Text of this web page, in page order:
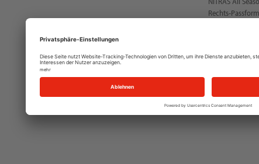
Rechts-
angenehmer
robuste und
Jahreszeit, aus